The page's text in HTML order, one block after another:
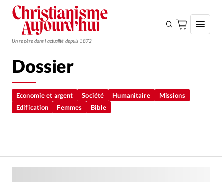
Un repère dans l'actualité depuis 1872
Monde
Eglises
Dossier
Economie et argent Société Humanitaire
Missions
Edification
Femmes Bible